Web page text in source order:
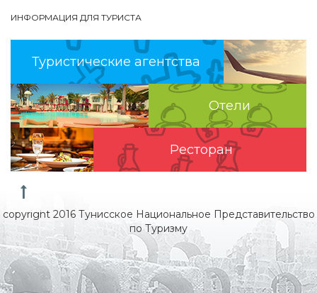
ИНФОРМАЦИЯ ДЛЯ ТУРИСТА
Туристические агентства
Отели
Pесторан
copyright 2016 Тунисское Национальное Представительство
по Туризму